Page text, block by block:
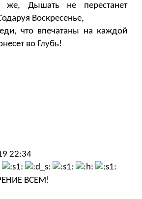
же, Дышать не перестанет
Воскресенье,
что впечатаны на каждой
во Глубь!
22:34
ВСЕМ!